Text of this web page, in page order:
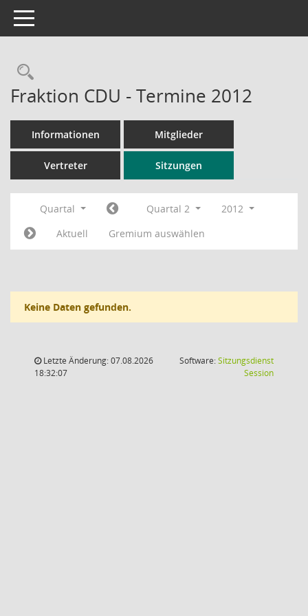
Toggle navigation
Rechercheauswahl
Fraktion CDU - Termine 2012
Informationen Mitglieder
Vertreter Sitzungen
Quartal Quartal 2
2012
Aktuell
Gremium auswählen
Keine Daten gefunden.
Letzte Änderung: 07.08.2026
18:32:07
Software:Sitzungsdienst
Session(Wird in